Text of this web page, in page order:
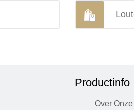
Productinfo
Over